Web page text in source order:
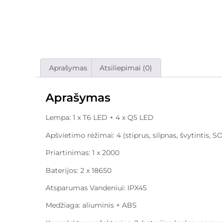
Aprašymas Atsiliepimai (0)
Aprašymas
Lempa: 1 x T6 LED + 4 x Q5 LED
Apšvietimo rėžimai: 4 (stiprus, silpnas, švytintis,
Priartinimas: 1 x 2000
Baterijos: 2 x 18650
Atsparumas Vandeniui: IPX45
Medžiaga: aliuminis + ABS